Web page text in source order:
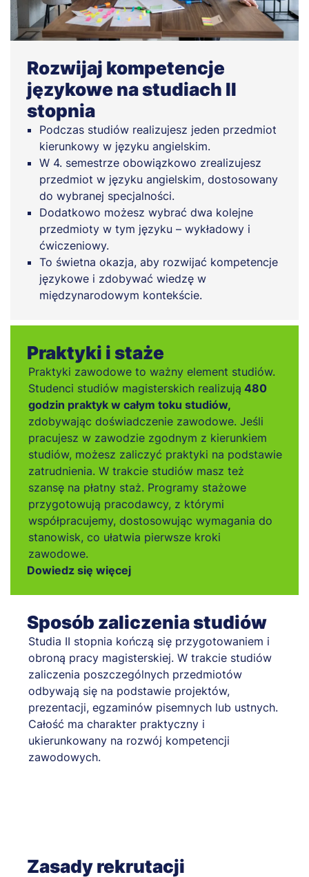
Rozwijaj kompetencje
językowe na studiach II
stopnia
Podczas studiów realizujesz jeden przedmiot
kierunkowy w języku angielskim.
W 4. semestrze obowiązkowo zrealizujesz
przedmiot w języku angielskim, dostosowany
do wybranej specjalności.
Dodatkowo możesz wybrać dwa kolejne
przedmioty w tym języku – wykładowy i
ćwiczeniowy.
To świetna okazja, aby rozwijać kompetencje
językowe i zdobywać wiedzę w
międzynarodowym kontekście.
Praktyki i staże
Praktyki zawodowe to ważny element studiów.
Studenci studiów magisterskich realizują 480
godzin praktyk w całym toku studiów,
zdobywając doświadczenie zawodowe. Jeśli
pracujesz w zawodzie zgodnym z kierunkiem
studiów, możesz zaliczyć praktyki na podstawie
zatrudnienia. W trakcie studiów masz też
szansę na płatny staż. Programy stażowe
przygotowują pracodawcy, z którymi
współpracujemy, dostosowując wymagania do
stanowisk, co ułatwia pierwsze kroki
zawodowe.
Dowiedz się więcej
Sposób zaliczenia studiów
Studia II stopnia kończą się przygotowaniem i
obroną pracy magisterskiej. W trakcie studiów
zaliczenia poszczególnych przedmiotów
odbywają się na podstawie projektów,
prezentacji, egzaminów pisemnych lub ustnych.
Całość ma charakter praktyczny i
ukierunkowany na rozwój kompetencji
zawodowych.
Zasady rekrutacji